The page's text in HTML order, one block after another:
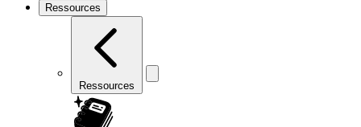
Ressources
Ressources